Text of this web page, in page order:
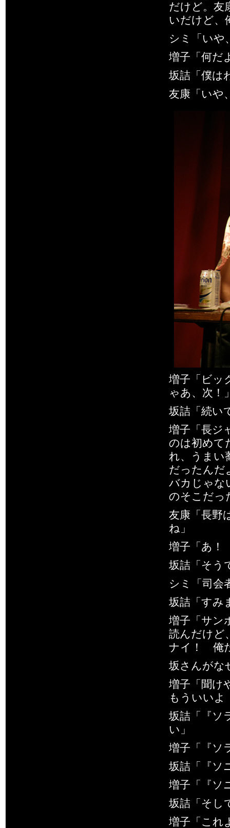
だけど。友
いだけど
シミ「い
増子「何だ
坂詰「僕は
友康「いや
増子「ビッ
ゃあ、次！
坂詰「続い
増子「長ジ
のは初めて
れ、うまい
だったんだ
バカじゃな
のそこだっ
友康「長野
ね」
増子「あ
坂詰「そう
シミ「司会
坂詰「すみ
増子「サン
読んだけど
ナイ！ 俺
坂さんがな
増子「聞け
もういいよ
坂詰「『ソ
い」
増子「『ソ
坂詰「『ソ
増子「『ソ
坂詰「そし
増子「これ